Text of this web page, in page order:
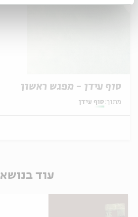
סוף עידן - מפגש ראשון
מתוך: סוף עידן
עוד בנושא